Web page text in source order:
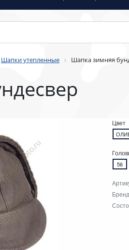
Шапки утепленные Шапка зимняя
Цвет
56
Бренд